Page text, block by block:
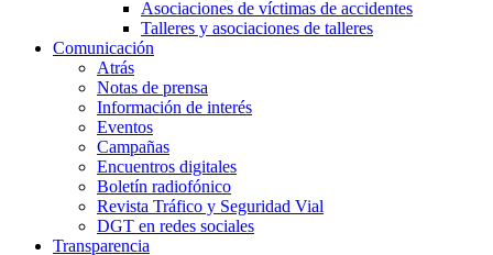
Asociaciones de víctimas de accidentes
Talleres y asociaciones de talleres
Comunicación
Atrás
Notas de prensa
Información de interés
Eventos
Campañas
Encuentros digitales
Boletín radiofónico
Revista Tráfico y Seguridad Vial
DGT en redes sociales
Transparencia